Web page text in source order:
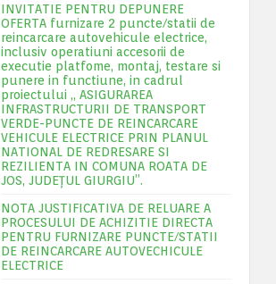
INVITATIE PENTRU DEPUNERE
OFERTA furnizare 2 puncte/statii de
reincarcare autovehicule electrice,
inclusiv operatiuni accesorii de
executie platfome, montaj, testare si
punere in functiune, in cadrul
proiectului „ ASIGURAREA
INFRASTRUCTURII DE TRANSPORT
VERDE-PUNCTE DE REINCARCARE
VEHICULE ELECTRICE PRIN PLANUL
NATIONAL DE REDRESARE SI
REZILIENTA IN COMUNA ROATA DE
JOS, JUDEŢUL GIURGIU”.
NOTA JUSTIFICATIVA DE RELUARE A
PROCESULUI DE ACHIZITIE DIRECTA
PENTRU FURNIZARE PUNCTE/STATII
DE REINCARCARE AUTOVECHICULE
ELECTRICE